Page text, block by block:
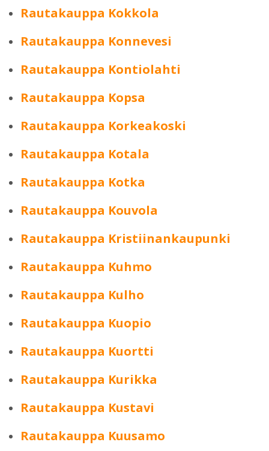
Rautakauppa Kokkola
Rautakauppa Konnevesi
Rautakauppa Kontiolahti
Rautakauppa Kopsa
Rautakauppa Korkeakoski
Rautakauppa Kotala
Rautakauppa Kotka
Rautakauppa Kouvola
Rautakauppa Kristiinankaupunki
Rautakauppa Kuhmo
Rautakauppa Kulho
Rautakauppa Kuopio
Rautakauppa Kuortti
Rautakauppa Kurikka
Rautakauppa Kustavi
Rautakauppa Kuusamo